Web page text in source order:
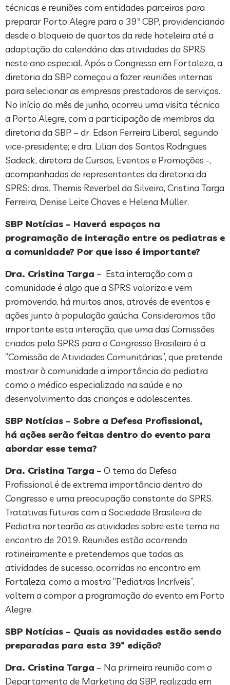
técnicas e reuniões com entidades parceiras para
preparar Porto Alegre para o 39º CBP, providenciando
desde o bloqueio de quartos da rede hoteleira até a
adaptação do calendário das atividades da SPRS
neste ano especial. Após o Congresso em Fortaleza, a
diretoria da SBP começou a fazer reuniões internas
para selecionar as empresas prestadoras de serviços.
No início do mês de junho, ocorreu uma visita técnica
a Porto Alegre, com a participação de membros da
diretoria da SBP – dr. Edson Ferreira Liberal, segundo
vice-presidente; e dra. Lilian dos Santos Rodrigues
Sadeck, diretora de Cursos, Eventos e Promoções -,
acompanhados de representantes da diretoria da
SPRS: dras. Themis Reverbel da Silveira, Cristina Targa
Ferreira, Denise Leite Chaves e Helena Müller.
SBP Notícias – Haverá espaços na
programação de interação entre os pediatras e
a comunidade? Por que isso é importante?
Dra. Cristina Targa – Esta interação com a
comunidade é algo que a SPRS valoriza e vem
promovendo, há muitos anos, através de eventos e
ações junto à população gaúcha. Consideramos tão
importante esta interação, que uma das Comissões
criadas pela SPRS para o Congresso Brasileiro é a
“Comissão de Atividades Comunitárias”, que pretende
mostrar à comunidade a importância do pediatra
como o médico especializado na saúde e no
desenvolvimento das crianças e adolescentes.
SBP Notícias – Sobre a Defesa Profissional,
há ações serão feitas dentro do evento para
abordar esse tema?
Dra. Cristina Targa – O tema da Defesa
Profissional é de extrema importância dentro do
Congresso e uma preocupação constante da SPRS.
Tratativas futuras com a Sociedade Brasileira de
Pediatra nortearão as atividades sobre este tema no
encontro de 2019. Reuniões estão ocorrendo
rotineiramente e pretendemos que todas as
atividades de sucesso, ocorridas no encontro em
Fortaleza, como a mostra “Pediatras Incríveis”,
voltem a compor a programação do evento em Porto
Alegre.
SBP Notícias – Quais as novidades estão sendo
preparadas para esta 39ª edição?
Dra. Cristina Targa – Na primeira reunião com o
Departamento de Marketing da SBP, realizada em